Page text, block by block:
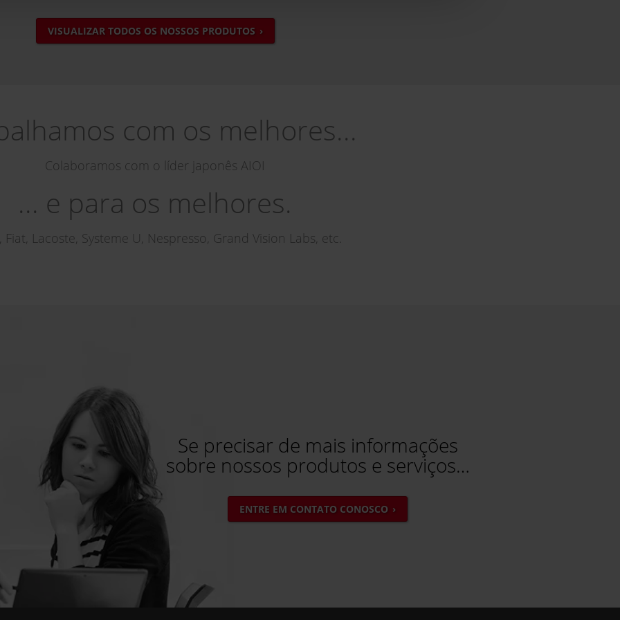
VISUALIZAR TODOS OS NOSSOS PRODUTOS
com os melhores...
Colaboramos com o líder japonês AIOI
... e para os melhores.
Fiat, Lacoste, Systeme U, Nespresso, Grand Vision Labs, etc.
Se precisar de mais informações
sobre nossos produtos e serviços…
ENTRE EM CONTATO CONOSCO